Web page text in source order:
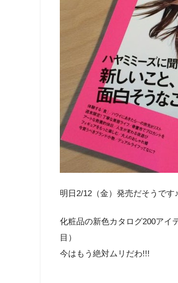
明日2/12（金）発売だそうです♪
化粧品の新色カタログ200ア
目）
今はもう絶対ムリだわ!!!